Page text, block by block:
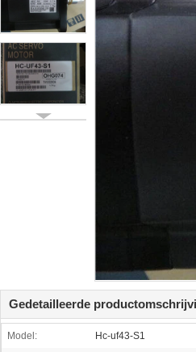
Gedetailleerde
Model: Hc-uf43-S1